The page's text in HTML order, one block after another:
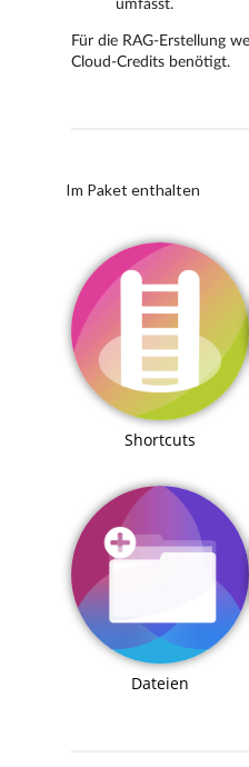
Im Paket enthalten
Shortcuts
Dateien